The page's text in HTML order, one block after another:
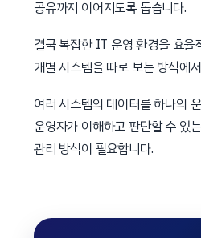
공유까지 이어지도록 돕습니다.
결국 복잡한 IT 운영 환경을 효율
개별 시스템을 따로 보는 방식에
여러 시스템의 데이터를 하나의
운영자가 이해하고 판단할 수 있
관리 방식이 필요합니다.